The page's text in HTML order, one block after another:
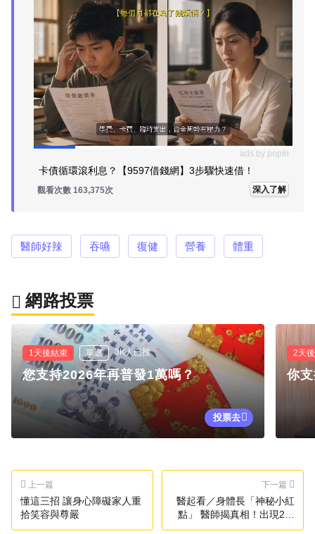
ads by popIn
卡債循環滾利息？【9597借錢網】3步驟快速借！
觀看次數 163,375次 深入了解
醫師好辣 吞嚥 復健 營養 體重
網路投票
1天後結束 單選 3K人已投
您支持2026年再普發1萬嗎？
投票去
2天
你
上一篇
懂這三招 讓身心障礙家人重
拾笑容與尊嚴
下一篇
醫起看／身體長「神秘小紅
點」 醫師揭真相！出現2徵
兆要小心